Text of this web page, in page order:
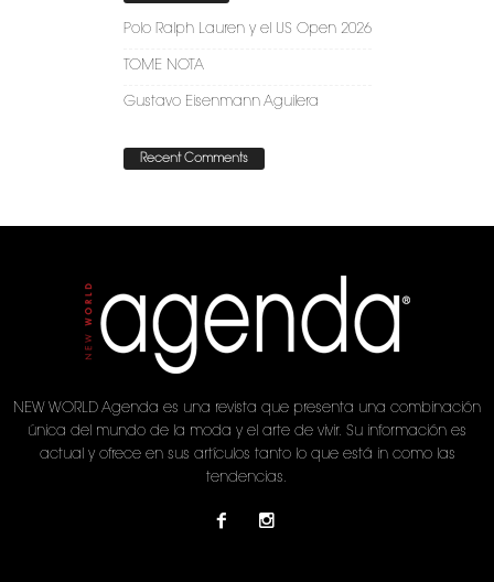
Polo Ralph Lauren y el US Open 2026
TOME NOTA
Gustavo Eisenmann Aguilera
Recent Comments
NEW WORLD Agenda es una revista que presenta una combinación
única del mundo de la moda y el arte de vivir. Su información es
actual y ofrece en sus artículos tanto lo que está in como las
tendencias.